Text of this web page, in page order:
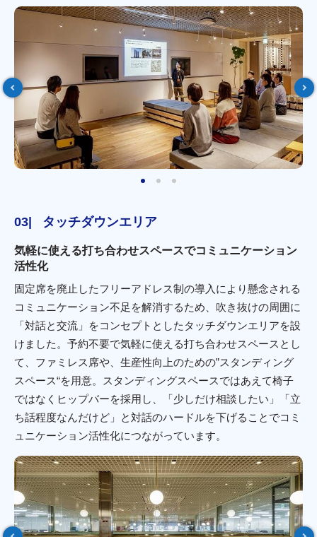
タッチダウンエリア
気軽に使える打ち合わせスペースでコミュニケーション
活性化
固定席を廃止したフリーアドレス制の導入により懸念される
コミュニケーション不足を解消するため、吹き抜けの周囲に
「対話と交流」をコンセプトとしたタッチダウンエリアを設
けました。予約不要で気軽に使える打ち合わせスペースとし
て、ファミレス席や、生産性向上のための”スタンディング
スペース“を用意。スタンディングスペースではあえて椅子
ではなくヒップバーを採用し、「少しだけ相談したい」「立
ち話程度なんだけど」と対話のハードルを下げることでコミ
ュニケーション活性化につながっています。